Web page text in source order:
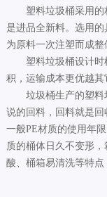
塑料垃圾桶采用
是进品全新料。选用的
为原料一次注塑而成整
塑料垃圾桶设计
积，运输成本更优越
垃圾桶生产的塑
说的回料，回料就是
一般PE材质的使用年
质的桶体日久不变形
酸、桶箱易清洗等特点